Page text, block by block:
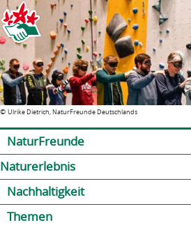
Jump to navigation
© Ulrike Dietrich, NaturFreunde Deutschlands
NaturFreunde
Naturerlebnis
Nachhaltigkeit
Themen